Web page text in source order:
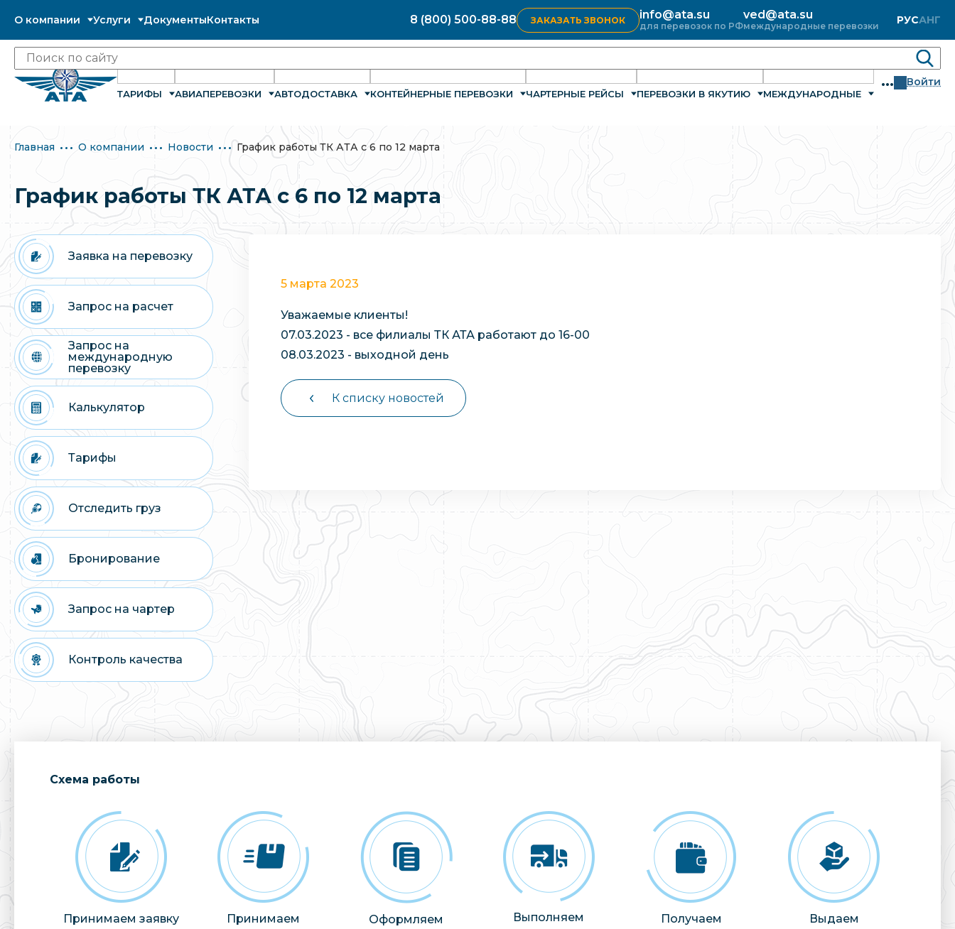
О компании Услуги ДокументыКонтакты 8 (800) 500-88-88 ЗАКАЗАТЬ ЗВОНОК info@ata.su
для перевозок по РФ
ved@ata.su
международные перевозки РУСАНГ
ТАРИФЫ АВИАПЕРЕВОЗКИ АВТОДОСТАВКА КОНТЕЙНЕРНЫЕ ПЕРЕВОЗКИ ЧАРТЕРНЫЕ РЕЙСЫ ПЕРЕВОЗКИ В ЯКУТИЮ МЕЖДУНАРОДНЫЕ
... Войти
Главная О компании Новости График работы ТК АТА с 6 по 12 марта
График работы ТК АТА с 6 по 12 марта
Заявка на перевозку
Запрос на расчет
Запрос на
международную
перевозку
Калькулятор
Тарифы
Отследить груз
Бронирование
Запрос на чартер
Контроль качества
5 марта 2023
Уважаемые клиенты!
07.03.2023 - все филиалы ТК АТА работают до 16-00
08.03.2023 - выходной день
К списку новостей
Cхема работы
Принимаем заявку
Принимаем
Оформляем
Выполняем
Получаем
Выдаем